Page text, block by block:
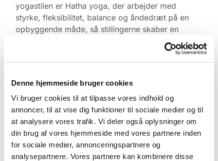
Denne hjemmeside bruger cookies
Vi bruger cookies til at tilpasse vores indhold og
annoncer, til at vise dig funktioner til sociale medier og til
at analysere vores trafik. Vi deler også oplysninger om
din brug af vores hjemmeside med vores partnere inden
for sociale medier, annonceringspartnere og
analysepartnere. Vores partnere kan kombinere disse
yogastilen er Hatha yoga, der arbejder med
styrke, fleksibilitet, balance og åndedræt på en
opbyggende måde, så stillingerne skaber en
Yogaen er gratis. Medbring gerne egen måtte,
kan låne. Kom gerne 10 min. før og find ro i
kirkerummet.
Tilmelding ikke nødvendig.